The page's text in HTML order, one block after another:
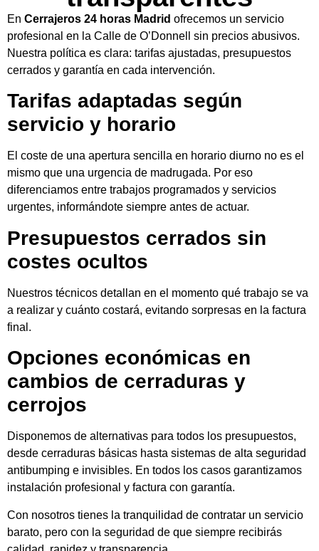
En Cerrajeros 24 horas Madrid ofrecemos un servicio
profesional en la Calle de O’Donnell sin precios abusivos.
Nuestra política es clara: tarifas ajustadas, presupuestos
cerrados y garantía en cada intervención.
Tarifas adaptadas según
servicio y horario
El coste de una apertura sencilla en horario diurno no es el
mismo que una urgencia de madrugada. Por eso
diferenciamos entre trabajos programados y servicios
urgentes, informándote siempre antes de actuar.
Presupuestos cerrados sin
costes ocultos
Nuestros técnicos detallan en el momento qué trabajo se va
a realizar y cuánto costará, evitando sorpresas en la factura
final.
Opciones económicas en
cambios de cerraduras y
cerrojos
Disponemos de alternativas para todos los presupuestos,
desde cerraduras básicas hasta sistemas de alta seguridad
antibumping e invisibles. En todos los casos garantizamos
instalación profesional y factura con garantía.
Con nosotros tienes la tranquilidad de contratar un servicio
barato, pero con la seguridad de que siempre recibirás